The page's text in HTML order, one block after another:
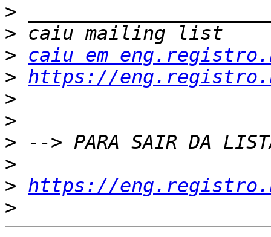
>
>
>
caiu em
> https://
>
>
>
>
> https://
>